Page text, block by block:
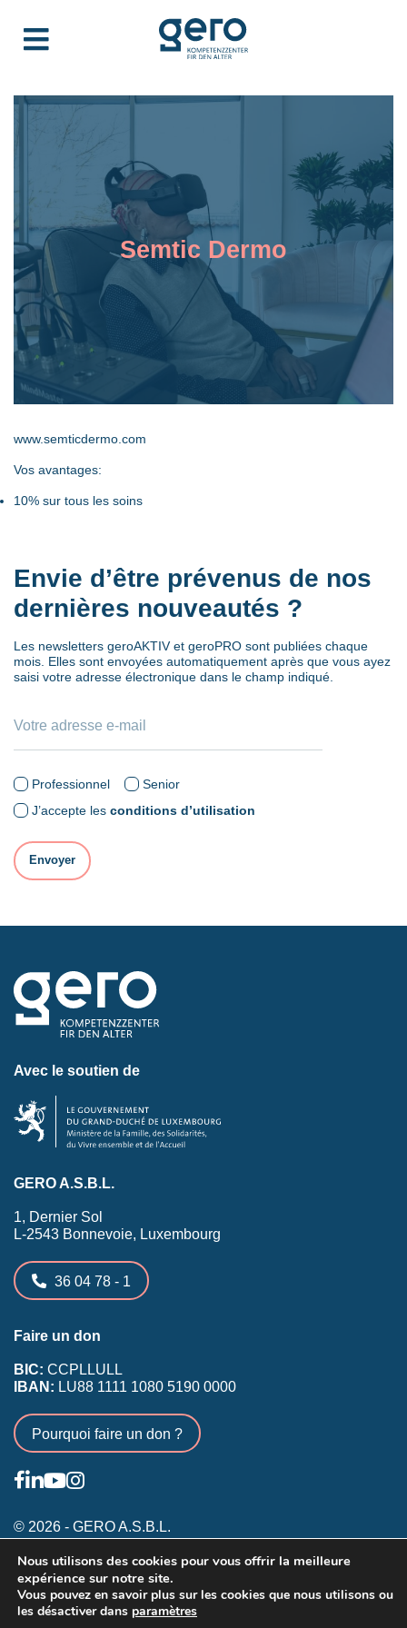
Semtic Dermo
www.semticdermo.com
Vos avantages:
10% sur tous les soins
Envie d’être prévenus de nos
dernières nouveautés ?
Les newsletters geroAKTIV et geroPRO sont publiées chaque
mois. Elles sont envoyées automatiquement après que vous ayez
saisi votre adresse électronique dans le champ indiqué.
Professionnel
Senior
J’accepte les conditions d’utilisation
Avec le soutien de
GERO A.S.B.L.
1, Dernier Sol
L-2543 Bonnevoie, Luxembourg
36 04 78 - 1
Faire un don
BIC: CCPLLULL
IBAN: LU88 1111 1080 5190 0000
Pourquoi faire un don ?
© 2026 - GERO A.S.B.L.
Conditions générales
Inscription membres existants
Annonceurs
Nous utilisons des cookies pour vous offrir la meilleure
expérience sur notre site.
Vous pouvez en savoir plus sur les cookies que nous utilisons ou
les désactiver dans paramètres